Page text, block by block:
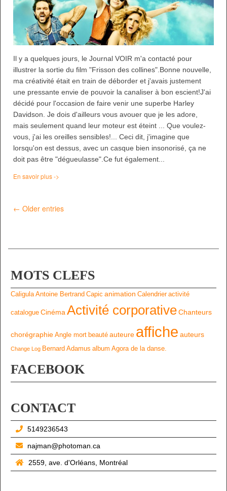
Il y a quelques jours, le Journal VOIR m'a contacté pour
illustrer la sortie du film "Frisson des collines".Bonne nouvelle,
ma créativité était en train de déborder et j'avais justement
une pressante envie de pouvoir la canaliser à bon escient!J'ai
décidé pour l'occasion de faire venir une superbe Harley
Davidson. Je dois d'ailleurs vous avouer que je les adore,
mais seulement quand leur moteur est éteint ... Que voulez-
vous, j'ai les oreilles sensibles!... Ceci dit, j'imagine que
lorsqu'on est dessus, avec un casque bien insonorisé, ça ne
doit pas être "dégueulasse".Ce fut également...
En savoir plus ->
← Older entries
MOTS CLEFS
Caligula Antoine Bertrand Capic animation Calendrier activité
catalogue Cinéma Activité corporativeChanteurs
chorégraphie Angle mort beauté auteure affiche auteurs
Change Log Bernard Adamus album Agora de la danse.
FACEBOOK
CONTACT
5149236543
najman@photoman.ca
2559, ave. d'Orléans, Montréal